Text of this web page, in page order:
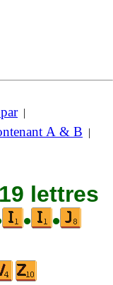
|
A & B |
lettres
• •